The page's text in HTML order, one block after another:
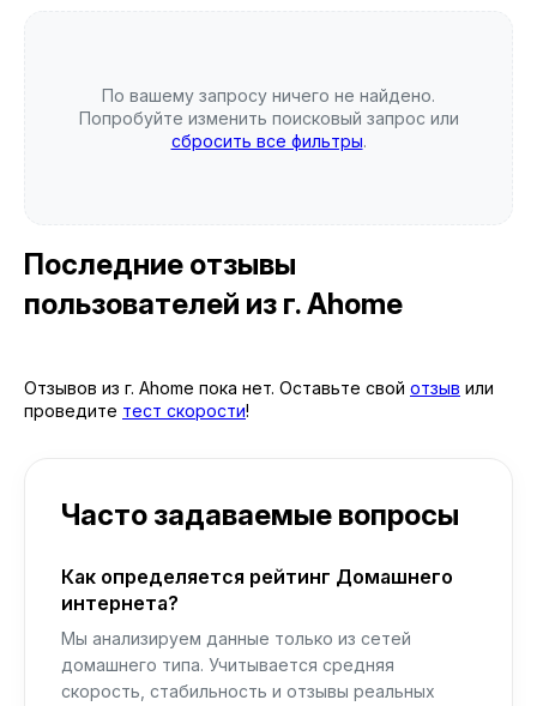
По вашему запросу ничего не найдено.
Попробуйте изменить поисковый запрос или
сбросить все фильтры.
Последние отзывы
пользователей из г. Ahome
Отзывов из г. Ahome пока нет. Оставьте свой отзыв или
проведите тест скорости!
Часто задаваемые вопросы
Как определяется рейтинг Домашнего
интернета?
Мы анализируем данные только из сетей
домашнего типа. Учитывается средняя
скорость, стабильность и отзывы реальных